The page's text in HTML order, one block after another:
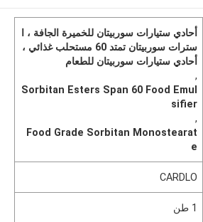
أحادي ستيارات سوربيتان للخميرة الجافة ، ا
سترات سوربيتان تمتد 60 مستحلب غذائي ،
أحادي ستيارات سوربيتان للطعام
,
Sorbitan Esters Span 60 Food Emul
sifier
,
Food Grade Sorbitan Monostearat
e
CARDLO
1 طن